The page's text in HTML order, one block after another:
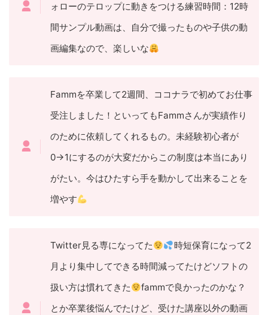
ォローのテロップに動きをつける練習時間：12時
間サンプル動画は、自分で撮ったものや子供の動
画編集なので、楽しいな
Fammを卒業して2週間、ココナラで初めてお仕事
受注しました！といってもFammさんが実績作り
のために依頼してくれるもの。未経験初心者が
0→1にするのが大変だからこの制度は本当にあり
がたい。今はひたすら手を動かして出来ることを
増やす
Twitter見る専になってた
時短保育になって2
月より集中してできる時間減ってたけどソフトの
扱い方は慣れてきた
fammで良かったのかな？
とか卒業後悩んでたけど、受けた講座以外の動画